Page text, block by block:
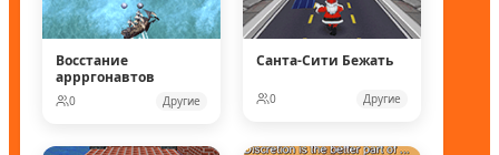
Восстание
аррргонавтов
0 Другие
Санта-Сити Бежать
0 Другие